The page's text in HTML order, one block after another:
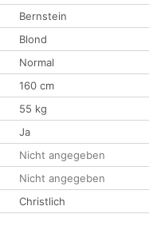
Bernstein
Blond
Normal
160 cm
55 kg
Ja
Nicht angegeben
Nicht angegeben
Christlich